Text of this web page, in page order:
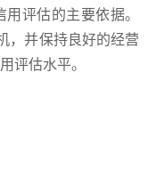
评估的主要依据。
，并保持良好的经营
评估水平。